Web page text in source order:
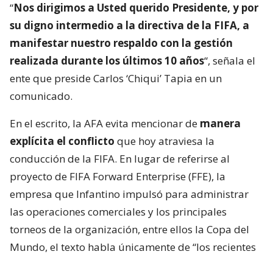
“Nos dirigimos a Usted querido Presidente, y por
su digno intermedio a la directiva de la FIFA, a
manifestar nuestro respaldo con la gestión
realizada durante los últimos 10 años“, señala el
ente que preside Carlos ‘Chiqui’ Tapia en un
comunicado.
En el escrito, la AFA evita mencionar de manera
explícita el conflicto que hoy atraviesa la
conducción de la FIFA. En lugar de referirse al
proyecto de FIFA Forward Enterprise (FFE), la
empresa que Infantino impulsó para administrar
las operaciones comerciales y los principales
torneos de la organización, entre ellos la Copa del
Mundo, el texto habla únicamente de “los recientes